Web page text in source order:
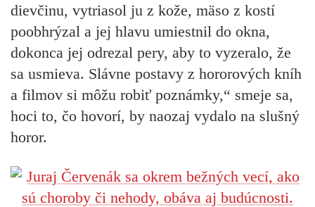
dievčinu, vytriasol ju z kože, mäso z kostí
poobhrýzal a jej hlavu umiestnil do okna,
dokonca jej odrezal pery, aby to vyzeralo, že
sa usmieva. Slávne postavy z hororových kníh
a filmov si môžu robiť poznámky,“ smeje sa,
hoci to, čo hovorí, by naozaj vydalo na slušný
horor.